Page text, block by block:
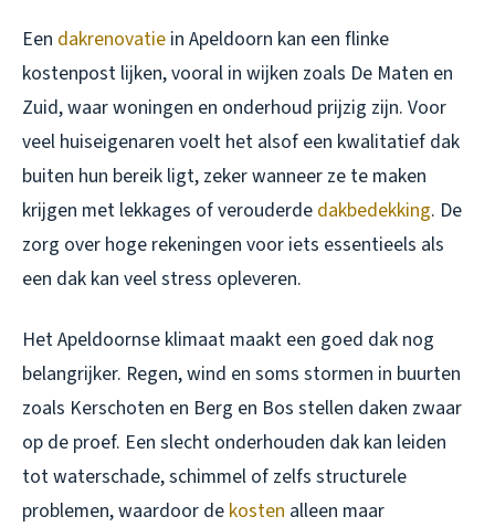
Een dakrenovatie in Apeldoorn kan een flinke
kostenpost lijken, vooral in wijken zoals De Maten en
Zuid, waar woningen en onderhoud prijzig zijn. Voor
veel huiseigenaren voelt het alsof een kwalitatief dak
buiten hun bereik ligt, zeker wanneer ze te maken
krijgen met lekkages of verouderde dakbedekking. De
zorg over hoge rekeningen voor iets essentieels als
een dak kan veel stress opleveren.
Het Apeldoornse klimaat maakt een goed dak nog
belangrijker. Regen, wind en soms stormen in buurten
zoals Kerschoten en Berg en Bos stellen daken zwaar
op de proef. Een slecht onderhouden dak kan leiden
tot waterschade, schimmel of zelfs structurele
problemen, waardoor de kosten alleen maar